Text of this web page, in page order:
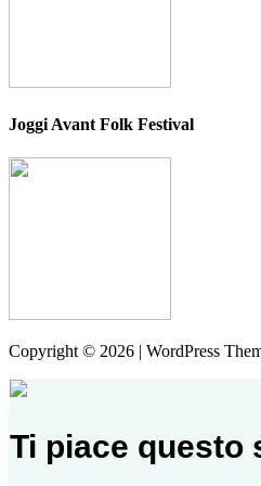
Joggi Avant Folk Festival
Copyright © 2026 | WordPress
Ti piace questo